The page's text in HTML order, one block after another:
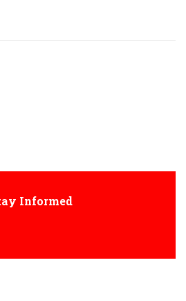
Informed